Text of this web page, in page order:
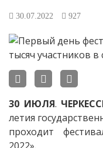
30.07.2022 927
30 ИЮЛЯ.
летия
проходит